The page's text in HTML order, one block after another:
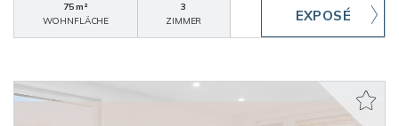
75 m²
WOHNFLÄCHE
3
ZIMMER